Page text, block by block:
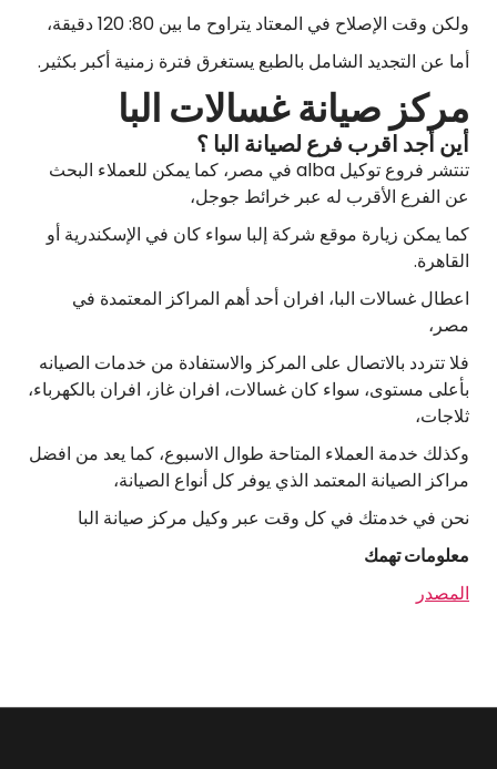
ولكن وقت الإصلاح في المعتاد يتراوح ما بين 80: 120 دقيقة،
أما عن التجديد الشامل بالطبع يستغرق فترة زمنية أكبر بكثير.
مركز صيانة غسالات البا
أين أجد اقرب فرع لصيانة البا ؟
تنتشر فروع توكيل alba في مصر، كما يمكن للعملاء البحث
عن الفرع الأقرب له عبر خرائط جوجل،
كما يمكن زيارة موقع شركة إلبا سواء كان في الإسكندرية أو
القاهرة.
اعطال غسالات البا، افران أحد أهم المراكز المعتمدة في
مصر،
فلا تتردد بالاتصال على المركز والاستفادة من خدمات الصيانه
بأعلى مستوى، سواء كان غسالات، افران غاز، افران بالكهرباء،
ثلاجات،
وكذلك خدمة العملاء المتاحة طوال الاسبوع، كما يعد من افضل
مراكز الصيانة المعتمد الذي يوفر كل أنواع الصيانة،
نحن في خدمتك في كل وقت عبر وكيل مركز صيانة البا
معلومات تهمك
المصدر